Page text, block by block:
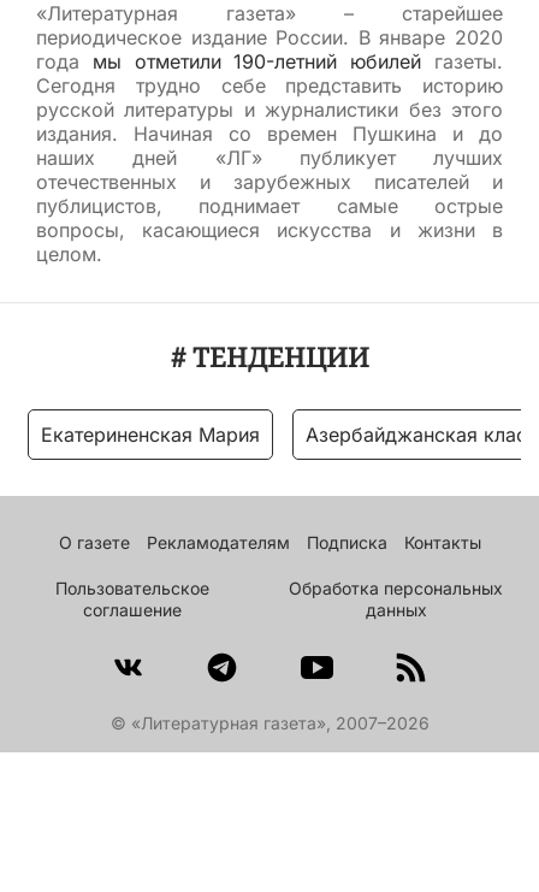
«Литературная газета» – старейшее
периодическое издание России. В январе 2020
года мы отметили 190-летний юбилей газеты.
Сегодня трудно себе представить историю
русской литературы и журналистики без этого
издания. Начиная со времен Пушкина и до
наших дней «ЛГ» публикует лучших
отечественных и зарубежных писателей и
публицистов, поднимает самые острые
вопросы, касающиеся искусства и жизни в
целом.
# ТЕНДЕНЦИИ
Екатериненская Мария Азербайджанская
О газете Рекламодателям Подписка Контакты
Пользовательское
соглашение
Обработка персональных
данных
© «Литературная газета», 2007–2026